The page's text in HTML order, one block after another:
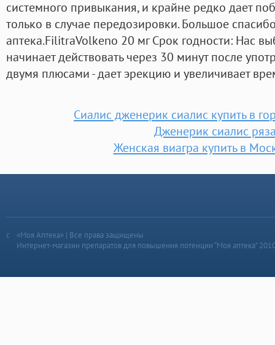
системного привыкания, и крайне редко дает
только в случае передозировки. Большое
аптека.FilitraVolkeno 20 мг Срок годности: Нас
начинает действовать через 30 минут после
двумя плюсами - дает эрекцию и увеличивает
Сиалис дженерик сиалис купить в
Дженерик сиалис
Женская виагра купить в
«Моя Аптека» | Все права защищены
Интернет-магазин препаратов для повышения потенции “Моя аптека”